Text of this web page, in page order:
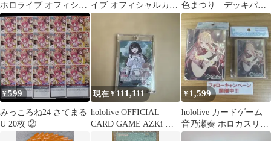
ホロライブ オフィシャ
ルカードゲーム
イブ オフィシャルカー
ドゲーム エンチャント
色まつり デッキパー
ツ 8枚セット OSR RR
¥599
みっころね24 さてまる
U 20枚 ②
現在 ¥111,111
hololive OFFICIAL
CARD GAME AZKi サ
¥ 1,599
hololive カードゲーム
音乃瀬奏 ホロカスリー
ブ & ホロカケース ②